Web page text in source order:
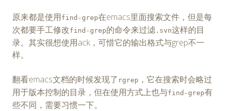
原来都是使用find-grep在emacs里面搜索文件，但是每
次都要手工修改find-grep的命令来过滤 .svn这样的目
录。其实很想使用ack，可惜它的输出格式与grep不一
样。
翻看emacs文档的时候发现了 rgrep ，它在搜索时会略过
用于版本控制的目录，但在使用方式上也与find-grep有
些不同，需要习惯一下。